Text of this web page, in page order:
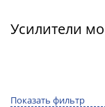
Усилители
Показать фильтр